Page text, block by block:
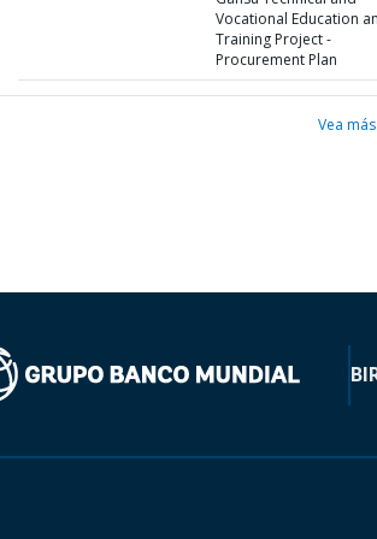
Vocational Education
Training Project -
Procurement Plan
Vea más